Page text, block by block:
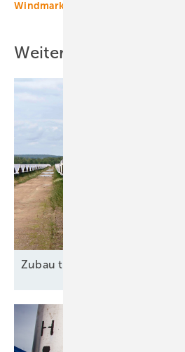
Windmarkt
Weitere Inhalte
Zubau trotz